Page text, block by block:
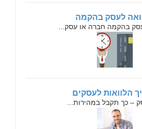
לעסק בהקמה
בהקמה חברה או עסק...
הלוואות לעסקים
– כך תקבל במהירות...